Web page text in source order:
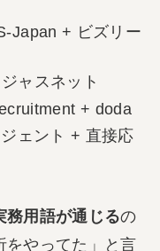
Japan + ビズリー
ャスネット
+ doda
ェント + 直接応
務用語が通じるの
をやってた」と言